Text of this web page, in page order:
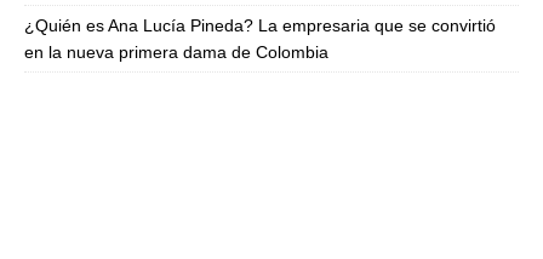
¿Quién es Ana Lucía Pineda? La empresaria que se convirtió
en la nueva primera dama de Colombia